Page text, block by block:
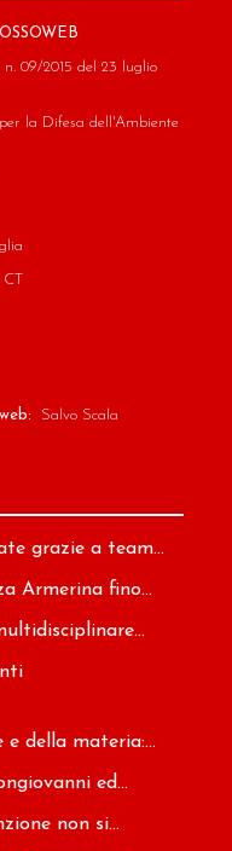
09/2015 del 23 luglio
la Difesa dell'Ambiente
CT
Salvo Scala
grazie a team...
Armerina fino...
e della materia:...
ed...
non si...